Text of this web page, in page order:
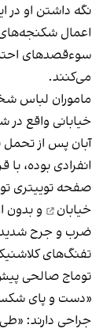
نگه داشتن او در
اعمال شکنجه‌های
سوءقصدهای
می‌کنند.
انفرادی بوده، با
صفحه توییتری
خیابان
و بدون
ضرب و جرح شدید
تفنگ‌های
توماج صالحی
«دست و پای
جراحی دارند: